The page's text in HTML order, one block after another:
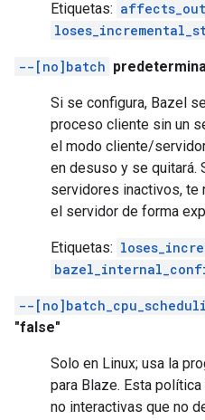
Etiquetas:
--[no]batch
Si se configura, Bazel
proceso cliente sin un
el modo cliente/
en desuso y se quitará.
servidores inactivos, te
el servidor de forma
Etiquetas:
--
"false"
Solo en Linux; usa la
para Blaze. Esta
no interactivas que no